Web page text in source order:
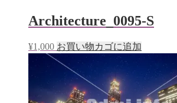
Architecture_0095-S
¥1,000 お買い物カゴに追加